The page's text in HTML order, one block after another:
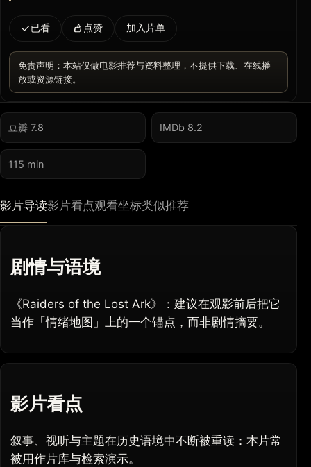
已看 点赞 加入片单
免责声明：本站仅做电影推荐与资料整理，不提供下载、在线播
放或资源链接。
豆瓣 7.8 IMDb 8.2
115 min
影片导读影片看点观看坐标类似推荐
剧情与语境
《Raiders of the Lost Ark》：建议在观影前后把它
当作「情绪地图」上的一个锚点，而非剧情摘要。
影片看点
叙事、视听与主题在历史语境中不断被重读：本片常
被用作片库与检索演示。